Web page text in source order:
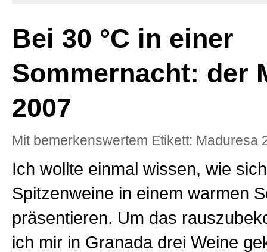
Bei 30 °C in einer
Sommernacht: der
2007
Mit bemerkenswertem Etikett: Maduresa
Ich wollte einmal wissen, wie
Spitzenweine in einem warmen
präsentieren. Um das
ich mir in Granada drei Weine